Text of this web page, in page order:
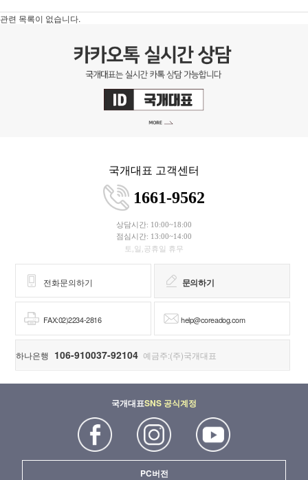
관련 목록이 없습니다.
국개대표 고객센터
1661-9562
상담시간: 10:00~18:00
점심시간: 13:00~14:00
토,일,공휴일 휴무
전화문의하기 문의하기
FAX:02)2234-2816 help@coreadog.com
하나은행 106-910037-92104 예금주:(주)국개대표
국개대표SNS 공식계정
PC버전